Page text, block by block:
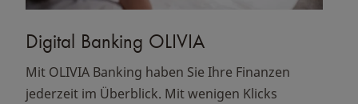
Digital Banking OLIVIA
Mit OLIVIA Banking haben Sie Ihre Finanzen
jederzeit im Überblick. Mit wenigen Klicks